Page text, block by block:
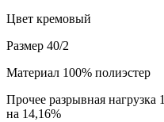
Цвет кремовый
Размер 40/2
Материал 100% полиэстер
Прочее разрывная нагрузка
на 14,16%